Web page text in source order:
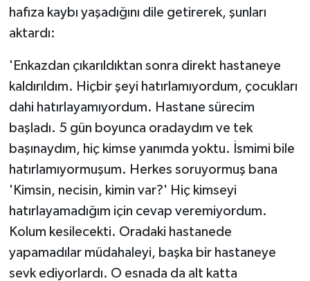
hafıza kaybı yaşadığını dile getirerek, şunları
aktardı:
'Enkazdan çıkarıldıktan sonra direkt hastaneye
kaldırıldım. Hiçbir şeyi hatırlamıyordum, çocukları
dahi hatırlayamıyordum. Hastane sürecim
başladı. 5 gün boyunca oradaydım ve tek
başınaydım, hiç kimse yanımda yoktu. İsmimi bile
hatırlamıyormuşum. Herkes soruyormuş bana
'Kimsin, necisin, kimin var?' Hiç kimseyi
hatırlayamadığım için cevap veremiyordum.
Kolum kesilecekti. Oradaki hastanede
yapamadılar müdahaleyi, başka bir hastaneye
sevk ediyorlardı. O esnada da alt katta